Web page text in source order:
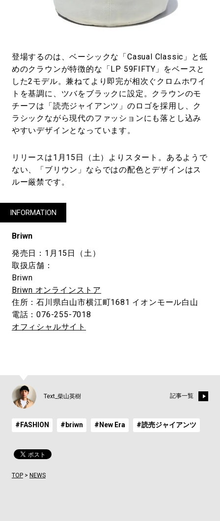
登場するのは、ベーシックな「Casual Classic」と低
めのクラウンが特徴的な「LP 59FIFTY」をベースと
した2モデル。兼ねてより即完が相次ぐクロムホワイ
トを基調に、ツバをブラックに設定。クラウンのモ
チーフは「読売ジャイアンツ」のロゴを採用し、ク
ラシックながら現代のファッションにも落とし込み
やすいデザインとなっています。
リリースは1月15日（土）よりスタート。あるようで
ない、「ブリウン」ならではの配色とデザインはス
ルー厳禁です。
INFORMATION
Briwn
発売日：1月15日（土）
取扱店舗：
Briwn
Briwn オンラインストア
住所：石川県白山市横江町1681 イオンモール白山
電話：076-255-7018
オフィシャルサイト
Text_柴山英樹 記事一覧
#FASHION #briwn #New Era #読売ジャイアンツ
TOP> NEWS